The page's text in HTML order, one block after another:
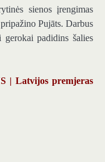
sienos įrengimas
Pujāts. Darbus
padidins šalies
| Latvijos premjeras